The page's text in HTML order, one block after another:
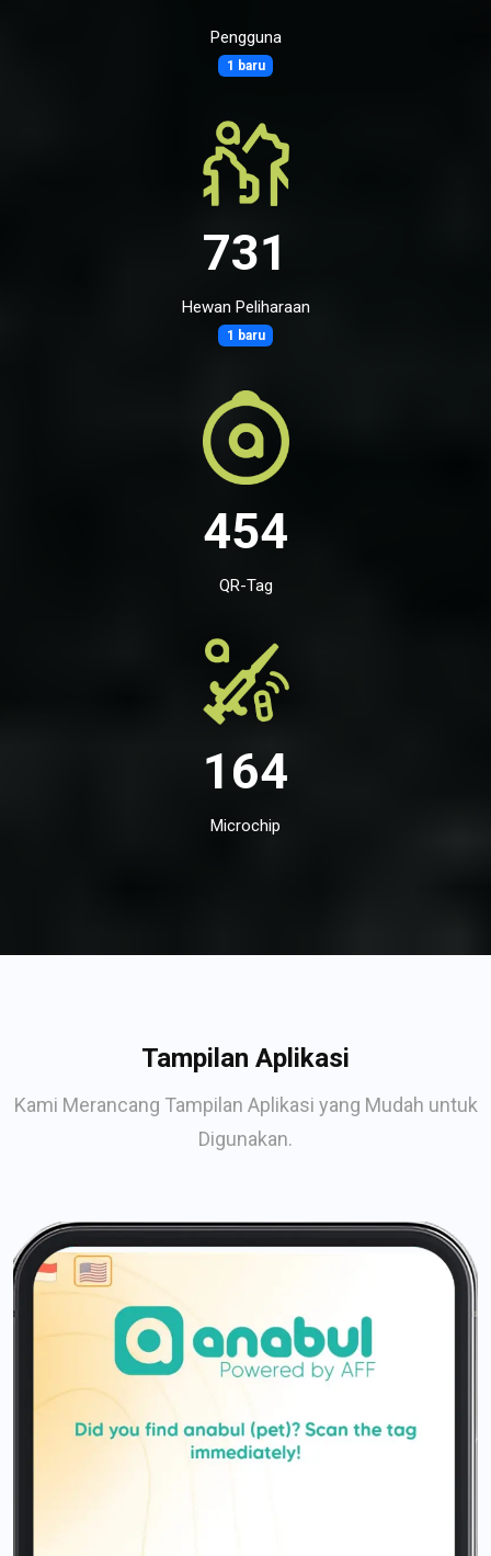
Pengguna
1 baru
731
Hewan Peliharaan
1 baru
454
QR-Tag
164
Microchip
Tampilan Aplikasi
Kami Merancang Tampilan Aplikasi yang Mudah untuk
Digunakan.